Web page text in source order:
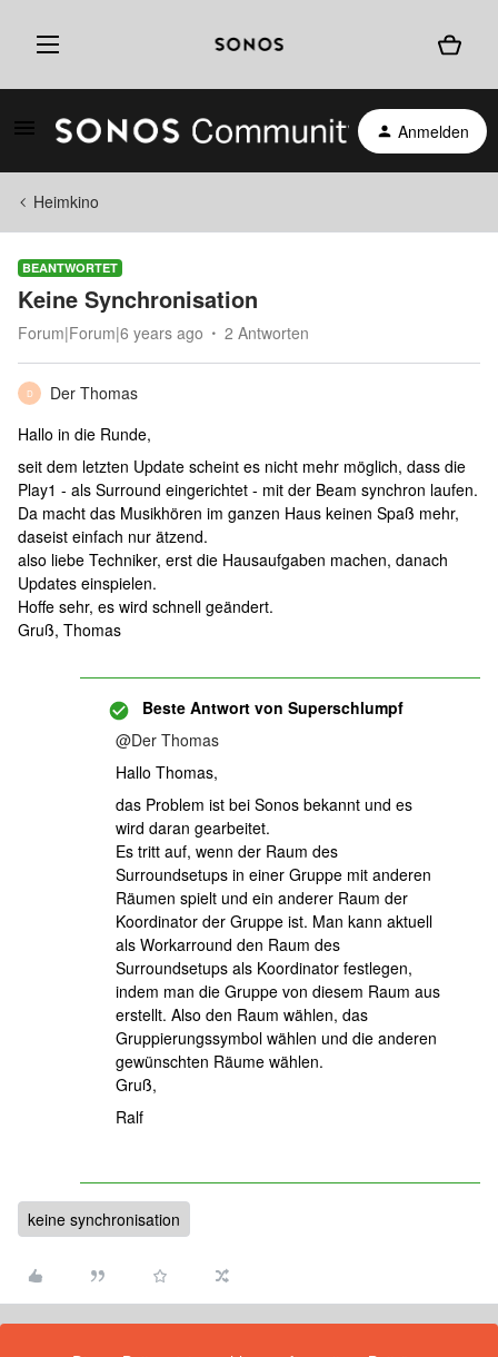
Anmelden
Heimkino
BEANTWORTET
Keine Synchronisation
Forum|Forum|6 years ago 2 Antworten
D
Der Thomas
Hallo in die Runde,
seit dem letzten Update scheint es nicht mehr möglich, dass die
Play1 - als Surround eingerichtet - mit der Beam synchron laufen.
Da macht das Musikhören im ganzen Haus keinen Spaß mehr,
daseist einfach nur ätzend.
also liebe Techniker, erst die Hausaufgaben machen, danach
Updates einspielen.
Hoffe sehr, es wird schnell geändert.
Gruß, Thomas
Beste Antwort von Superschlumpf
@Der Thomas
Hallo Thomas,
das Problem ist bei Sonos bekannt und es
wird daran gearbeitet.
Es tritt auf, wenn der Raum des
Surroundsetups in einer Gruppe mit anderen
Räumen spielt und ein anderer Raum der
Koordinator der Gruppe ist. Man kann aktuell
als Workarround den Raum des
Surroundsetups als Koordinator festlegen,
indem man die Gruppe von diesem Raum aus
erstellt. Also den Raum wählen, das
Gruppierungssymbol wählen und die anderen
gewünschten Räume wählen.
Gruß,
Ralf
keine synchronisation